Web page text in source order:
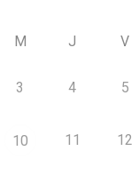
M J V
3 4 5
10 11 12